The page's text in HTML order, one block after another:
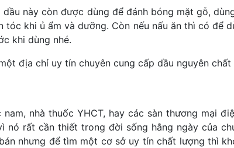
này còn được dùng để đánh bóng mặt gỗ,
khi ủ ẩm và dưỡng. Còn nếu nấu ăn thì có để
khi dùng nhé.
địa chỉ uy tín chuyên cung cấp dầu nguyên chất
nhà thuốc YHCT, hay các sàn thương mại
nó rất cần thiết trong đời sống hằng ngày của
nhưng để tìm một cơ sở uy tín chất lượng thì